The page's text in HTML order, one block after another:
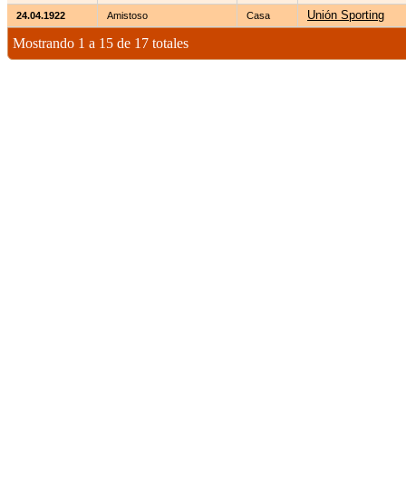
24.04.1922 Amistoso Casa Unión Sporting
Mostrando 1 a 15 de 17 totales